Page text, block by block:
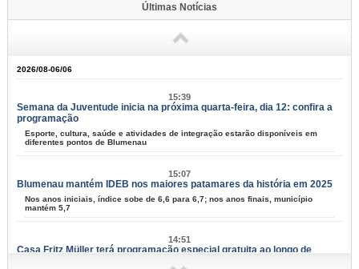
Últimas Notícias
2026/08-06/06
15:39
Semana da Juventude inicia na próxima quarta-feira, dia 12: confira a
programação
Esporte, cultura, saúde e atividades de integração estarão disponíveis em
diferentes pontos de Blumenau
15:07
Blumenau mantém IDEB nos maiores patamares da história em 2025
Nos anos iniciais, índice sobe de 6,6 para 6,7; nos anos finais, município
mantém 5,7
14:51
Casa Fritz Müller terá programação especial gratuita ao longo de